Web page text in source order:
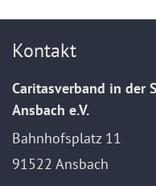
Kontakt
Caritasverband in der
Ansbach e.V.
Bahnhofsplatz 11
91522 Ansbach